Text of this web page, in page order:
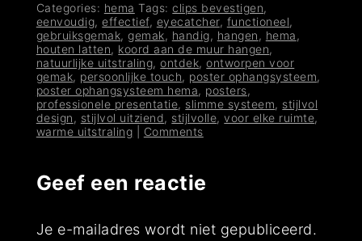
Categories: hema Tags:clips bevestigen,
eenvoudig,effectief, eyecatcher, functioneel,
gebruiksgemak,gemak, handig, hangen , hema ,
houten latten, koord aan de muur hangen,
natuurlijke uitstraling,ontdek,ontworpen voor
gemak, persoonlijke touch, poster ophangsysteem,
poster ophangsysteem hema, posters,
professionele presentatie, slimme systeem, stijlvol
design , stijlvol uitziend, stijlvolle,voor elke ruimte,
warme uitstraling
Comments
Geef een reactie
Je e-mailadres wordt niet gepubliceerd.